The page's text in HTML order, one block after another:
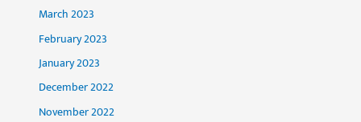
March 2023
February 2023
January 2023
December 2022
November 2022